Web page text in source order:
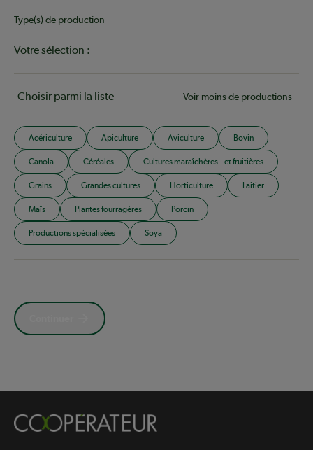
Type(s) de production
Votre sélection :
Choisir parmi la liste Voir moins de productions
Acériculture Apiculture Aviculture Bovin
Canola Céréales Cultures maraîchères et fruitières
Grains Grandes cultures Horticulture Laitier
Maïs Plantes fourragères Porcin
Productions spécialisées Soya